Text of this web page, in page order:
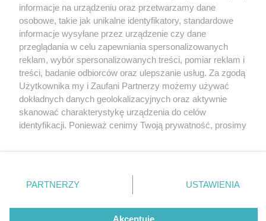
3 / 0
Nie zapomnij
zapoznać się z:
polityką prywatności regulamin korzystania z portali
Twojemiasto
Piekary Śląskie
Chorzów
Tarnowskie Góry
Gliwice
Skontakuj sięz nami
Kontakt
Wydawca
Redakcja
informacje na urządzeniu oraz przetwarzamy dane
osobowe, takie jak unikalne identyfikatory, standardowe
informacje wysyłane przez urządzenie czy dane
przeglądania w celu zapewniania spersonalizowanych
reklam, wybór spersonalizowanych treści, pomiar reklam i
treści, badanie odbiorców oraz ulepszanie usług. Za zgodą
Użytkownika my i Zaufani Partnerzy możemy używać
dokładnych danych geolokalizacyjnych oraz aktywnie
skanować charakterystykę urządzenia do celów
identyfikacji. Ponieważ cenimy Twoją prywatność, prosimy
prywatności znajdujący się w lewym dolnym rogu strony
. Niektóre rodzaje przetwarzania danych nie wymagają
zgody użytkownika, ale masz prawo sprzeciwić się
takiemu przetwarzaniu. Preferencje będą miały
PARTNERZY USTAWIENIA
Akceptuję